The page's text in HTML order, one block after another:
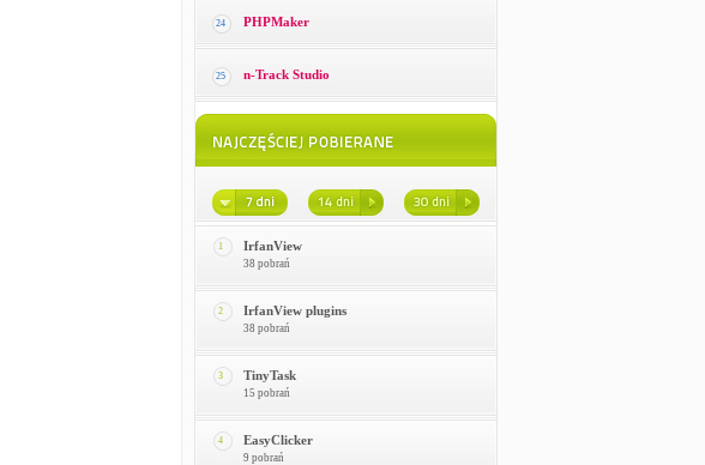
24 PHPMaker
25 n-Track Studio
1 IrfanView
38 pobrań
2 IrfanView plugins
38 pobrań
3 TinyTask
15 pobrań
4 EasyClicker
9 pobrań